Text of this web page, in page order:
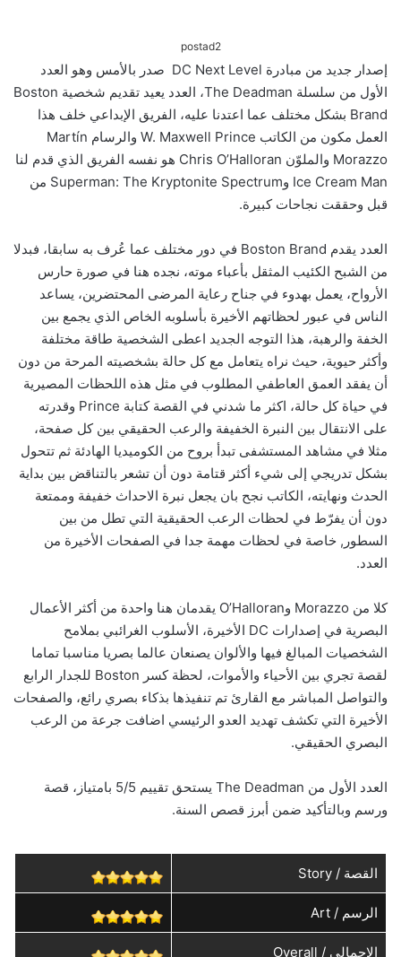
postad2
إصدار جديد من مبادرة DC Next Level صدر بالأمس وهو العدد
الأول من سلسلة The Deadman، العدد يعيد تقديم شخصية Boston
Brand بشكل مختلف عما اعتدنا عليه، الفريق الإبداعي خلف هذا
العمل مكون من الكاتب W. Maxwell Prince والرسام Martín
Morazzo والملوّن Chris O’Halloran هو نفسه الفريق الذي قدم لنا
Ice Cream Man وSuperman: The Kryptonite Spectrum من
قبل وحققت نجاحات كبيرة.
العدد يقدم Boston Brand في دور مختلف عما عُرف به سابقا، فبدلا
من الشبح الكئيب المثقل بأعباء موته، نجده هنا في صورة حارس
الأرواح، يعمل بهدوء في جناح رعاية المرضى المحتضرين، يساعد
الناس في عبور لحظاتهم الأخيرة بأسلوبه الخاص الذي يجمع بين
الخفة والرهبة، هذا التوجه الجديد اعطى الشخصية طاقة مختلفة
وأكثر حيوية، حيث نراه يتعامل مع كل حالة بشخصيته المرحة من دون
أن يفقد العمق العاطفي المطلوب في مثل هذه اللحظات المصيرية
في حياة كل حالة، اكثر ما شدني في القصة كتابة Prince وقدرته
على الانتقال بين النبرة الخفيفة والرعب الحقيقي بين كل صفحة،
مثلا في مشاهد المستشفى تبدأ بروح من الكوميديا الهادئة ثم تتحول
بشكل تدريجي إلى شيء أكثر قتامة دون أن تشعر بالتناقض بين بداية
الحدث ونهايته، الكاتب نجح بان يجعل نبرة الاحداث خفيفة وممتعة
دون أن يفرّط في لحظات الرعب الحقيقية التي تطل من بين
السطور, خاصة في لحظات مهمة جدا في الصفحات الأخيرة من
العدد.
كلا من Morazzo وO’Halloran يقدمان هنا واحدة من أكثر الأعمال
البصرية في إصدارات DC الأخيرة، الأسلوب الغرائبي بملامح
الشخصيات المبالغ فيها والألوان يصنعان عالما بصريا مناسبا تماما
لقصة تجري بين الأحياء والأموات، لحظة كسر Boston للجدار الرابع
والتواصل المباشر مع القارئ تم تنفيذها بذكاء بصري رائع، والصفحات
الأخيرة التي تكشف تهديد العدو الرئيسي اضافت جرعة من الرعب
البصري الحقيقي.
العدد الأول من The Deadman يستحق تقييم 5/5 بامتياز، قصة
ورسم وبالتأكيد ضمن أبرز قصص السنة.
القصة / Story
الرسم / Art
الاجمالي / Overall